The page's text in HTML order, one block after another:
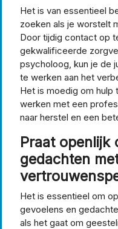
Het is van essentieel
zoeken als je worstelt
Door tijdig contact op
gekwalificeerde
psycholoog, kun je de
te werken aan het
Het is moedig om hulp
werken met een
naar herstel en een
Praat openlijk
gedachten
Het is essentieel om
gevoelens en
als het gaat om